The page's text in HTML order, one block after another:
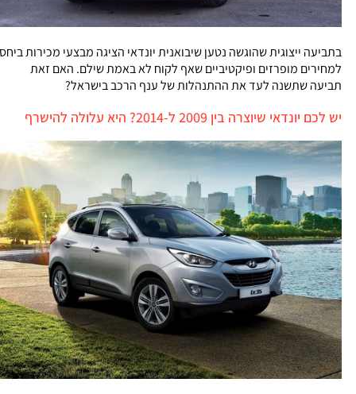
בתביעה ייצוגית שהוגשה נטען שיבואנית יונדאי הציגה מבצעי מכירות ביחס
למחירים מופרזים ופיקטיביים שאף לקוח לא באמת שילם. האם זאת
תביעה שתשנה לעד את ההתנהלות של ענף הרכב בישראל?
יש לכם יונדאי שיוצרה בין 2009 ל-2014? היא עלולה להישרף